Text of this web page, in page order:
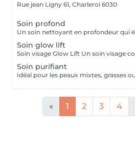
Rue jean Ligny 61, Charleroi 6030
Soin profond
Soin glow lift
Soin purifiant
« 1 2 3 4